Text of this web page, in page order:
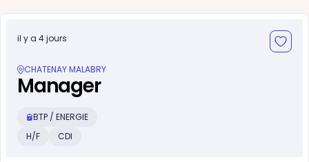
il y a 4 jours
CHATENAY MALABRY
Manager
BTP / ENERGIE
H/F
CDI